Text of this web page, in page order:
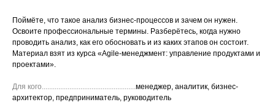
Поймёте, что такое анализ бизнес-процессов и зачем он нужен.
Освоите профессиональные термины. Разберётесь, когда нужно
проводить анализ, как его обосновать и из каких этапов он состоит.
Материал взят из курса «Agile-менеджмент: управление продуктами и
проектами».
Для кого...................................................менеджер, аналитик, бизнес-
архитектор, предприниматель, руководитель